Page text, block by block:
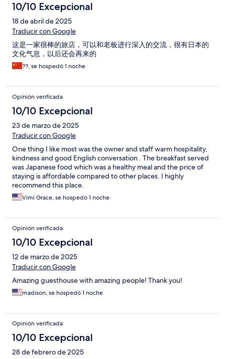
10/10 Excepcional
18 de abril de 2025
Traducir con Google
这是一家很棒的旅店，可以和老板进行深入的交流，很有日本的
文化气息，以后还会再来的
??, se hospedó 1 noche
Opinión verificada
10/10 Excepcional
23 de marzo de 2025
Traducir con Google
One thing I like most was the owner and staff warm hospitality,
kindness and good English conversation . The breakfast served
was Japanese food which was a healthy meal and the price of
staying is affordable compared to other places. I highly
recommend this place.
Vimi Grace, se hospedó 1 noche
Opinión verificada
10/10 Excepcional
12 de marzo de 2025
Traducir con Google
Amazing guesthouse with amazing people! Thank you!
madison, se hospedó 1 noche
Opinión verificada
10/10 Excepcional
28 de febrero de 2025